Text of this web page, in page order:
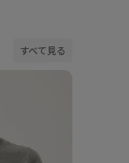
すべて見る